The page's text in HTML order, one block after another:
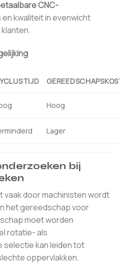
CNC-
kwaliteit in evenwicht
Hoog
Lager
bij
door machinisten wordt
het gereedschap voor
moet worden
rotatie- als
kan leiden tot
oppervlakken.